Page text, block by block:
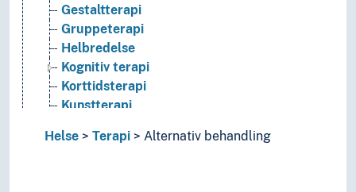
Gestaltterapi
Gruppeterapi
Helbredelse
Kognitiv terapi
Korttidsterapi
Kunstterapi
Medisinsk behandling
Helse Terapi Alternativ behandling